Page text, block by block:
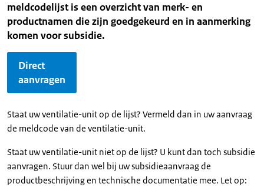
meldcodelijst is een overzicht van merk- en
productnamen die zijn goedgekeurd en in aanmerking
komen voor subsidie.
Direct
aanvragen
Staat uw ventilatie-unit op de lijst? Vermeld dan in uw aanvraag
de meldcode van de ventilatie-unit.
Staat uw ventilatie-unit niet op de lijst? U kunt dan toch subsidie
aanvragen. Stuur dan wel bij uw subsidieaanvraag de
productbeschrijving en technische documentatie mee. Let op: